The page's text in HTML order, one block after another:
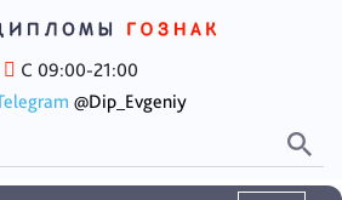
С 09:00-21:00
@Dip_Evgeniy